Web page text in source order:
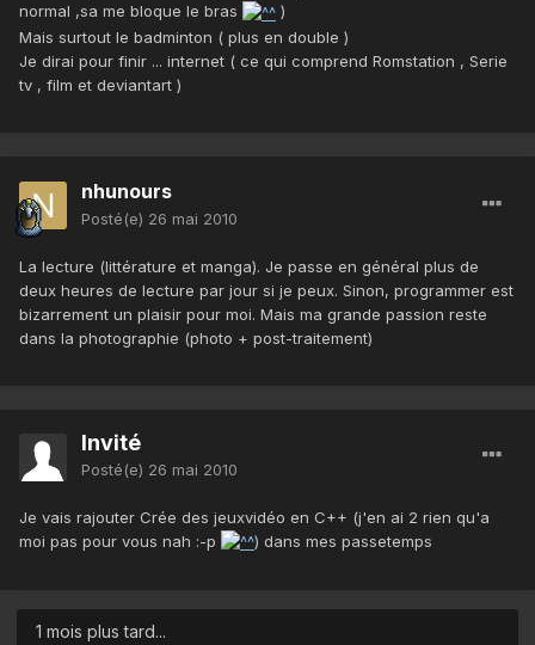
normal ,sa me bloque le bras
)
Mais surtout le badminton ( plus en double )
Je dirai pour finir ... internet ( ce qui comprend Romstation , Serie
tv , film et deviantart )
nhunours
Posté(e) 26 mai 2010
La lecture (littérature et manga). Je passe en général plus de
deux heures de lecture par jour si je peux. Sinon, programmer est
bizarrement un plaisir pour moi. Mais ma grande passion reste
dans la photographie (photo + post-traitement)
Invité
Posté(e) 26 mai 2010
Je vais rajouter Crée des jeuxvidéo en C++ (j'en ai 2 rien qu'a
moi pas pour vous nah :-p
) dans mes passetemps
1 mois plus tard...